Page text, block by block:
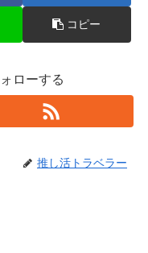
コピー
ローする
推し活トラベラー